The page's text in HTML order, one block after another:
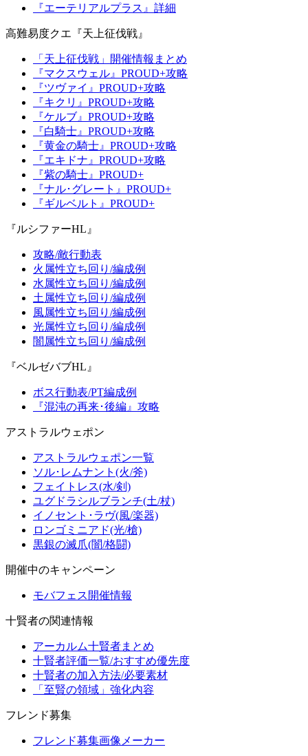
『エーテリアルプラス』詳細
高難易度クエ『天上征伐戦』
「天上征伐戦」開催情報まとめ
『マクスウェル』PROUD+攻略
『ツヴァイ』PROUD+攻略
『キクリ』PROUD+攻略
『ケルブ』PROUD+攻略
『白騎士』PROUD+攻略
『黄金の騎士』PROUD+攻略
『エキドナ』PROUD+攻略
『紫の騎士』PROUD+
『ナル･グレート』PROUD+
『ギルベルト』PROUD+
『ルシファーHL』
攻略/敵行動表
火属性立ち回り/編成例
水属性立ち回り/編成例
土属性立ち回り/編成例
風属性立ち回り/編成例
光属性立ち回り/編成例
闇属性立ち回り/編成例
『ベルゼバブHL』
ボス行動表/PT編成例
『混沌の再来･後編』攻略
アストラルウェポン
アストラルウェポン一覧
ソル･レムナント(火/斧)
フェイトレス(水/剣)
ユグドラシルブランチ(土/杖)
イノセント･ラヴ(風/楽器)
ロンゴミニアド(光/槍)
黒銀の滅爪(闇/格闘)
開催中のキャンペーン
モバフェス開催情報
十賢者の関連情報
アーカルム十賢者まとめ
十賢者評価一覧/おすすめ優先度
十賢者の加入方法/必要素材
「至賢の領域」強化内容
フレンド募集
フレンド募集画像メーカー